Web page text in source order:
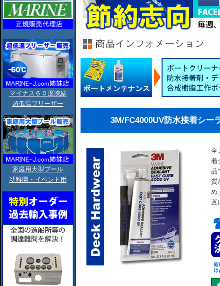
マイナス６０度凍結
超低温フリーザー
家庭用大型プール
幼稚園・イベント用
3M/FC4000UV防水接着シー
全
着
品
質
め
置